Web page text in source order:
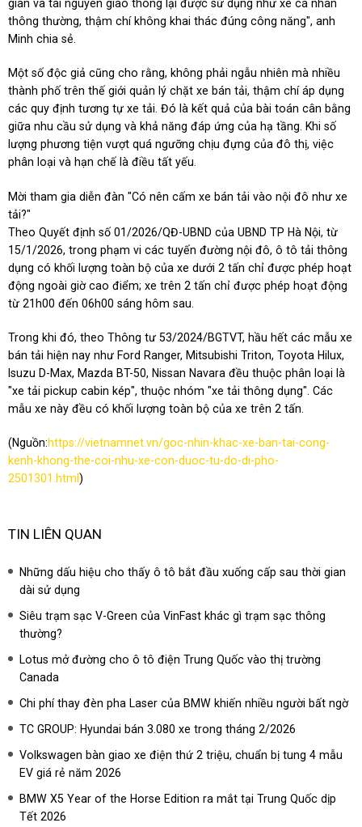
gian và tài nguyên giao thông lại được sử dụng như xe cá nhân
thông thường, thậm chí không khai thác đúng công năng", anh
Minh chia sẻ.
Một số độc giả cũng cho rằng, không phải ngẫu nhiên mà nhiều
thành phố trên thế giới quản lý chặt xe bán tải, thậm chí áp dụng
các quy định tương tự xe tải. Đó là kết quả của bài toán cân bằng
giữa nhu cầu sử dụng và khả năng đáp ứng của hạ tầng. Khi số
lượng phương tiện vượt quá ngưỡng chịu đựng của đô thị, việc
phân loại và hạn chế là điều tất yếu.
Mời tham gia diễn đàn "Có nên cấm xe bán tải vào nội đô như xe
tải?"
Theo Quyết định số 01/2026/QĐ-UBND của UBND TP Hà Nội, từ
15/1/2026, trong phạm vi các tuyến đường nội đô, ô tô tải thông
dụng có khối lượng toàn bộ của xe dưới 2 tấn chỉ được phép hoạt
động ngoài giờ cao điểm; xe trên 2 tấn chỉ được phép hoạt động
từ 21h00 đến 06h00 sáng hôm sau.
Trong khi đó, theo Thông tư 53/2024/BGTVT, hầu hết các mẫu xe
bán tải hiện nay như Ford Ranger, Mitsubishi Triton, Toyota Hilux,
Isuzu D-Max, Mazda BT-50, Nissan Navara đều thuộc phân loại là
"xe tải pickup cabin kép", thuộc nhóm "xe tải thông dụng". Các
mẫu xe này đều có khối lượng toàn bộ của xe trên 2 tấn.
(Nguồn:https://vietnamnet.vn/goc-nhin-khac-xe-ban-tai-cong-
kenh-khong-the-coi-nhu-xe-con-duoc-tu-do-di-pho-
2501301.html)
TIN LIÊN QUAN
Những dấu hiệu cho thấy ô tô bắt đầu xuống cấp sau thời gian
dài sử dụng
Siêu trạm sạc V-Green của VinFast khác gì trạm sạc thông
thường?
Lotus mở đường cho ô tô điện Trung Quốc vào thị trường
Canada
Chi phí thay đèn pha Laser của BMW khiến nhiều người bất ngờ
TC GROUP: Hyundai bán 3.080 xe trong tháng 2/2026
Volkswagen bàn giao xe điện thứ 2 triệu, chuẩn bị tung 4 mẫu
EV giá rẻ năm 2026
BMW X5 Year of the Horse Edition ra mắt tại Trung Quốc dịp
Tết 2026